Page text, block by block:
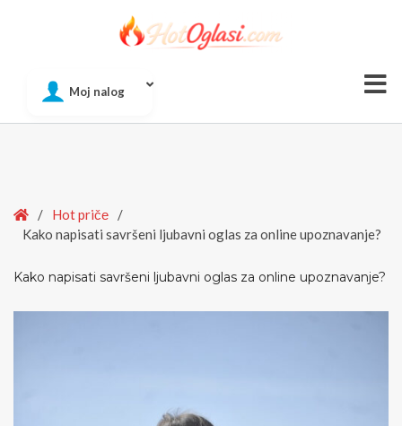
Moj nalog
Home
/ Hot pričе
/
Kako napisati savršeni ljubavni oglas za online upoznavanje?
Kako napisati savršeni ljubavni oglas za online upoznavanje?